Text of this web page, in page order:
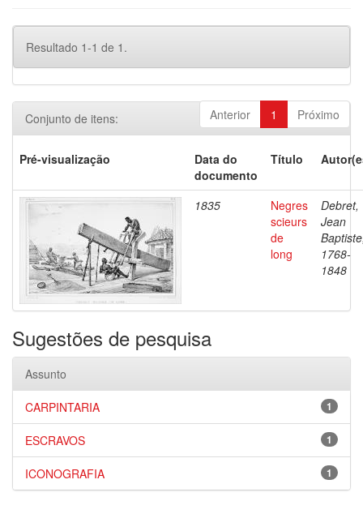
Resultado 1-1 de 1.
Anterior 1 Próximo
Conjunto de itens:
Pré-visualização
Data do
documento
Título
1835
Negres
scieurs
de
long
Debret,
Jean
1768-
1848
Sugestões de pesquisa
Assunto
1
CARPINTARIA
1
ESCRAVOS
1
ICONOGRAFIA